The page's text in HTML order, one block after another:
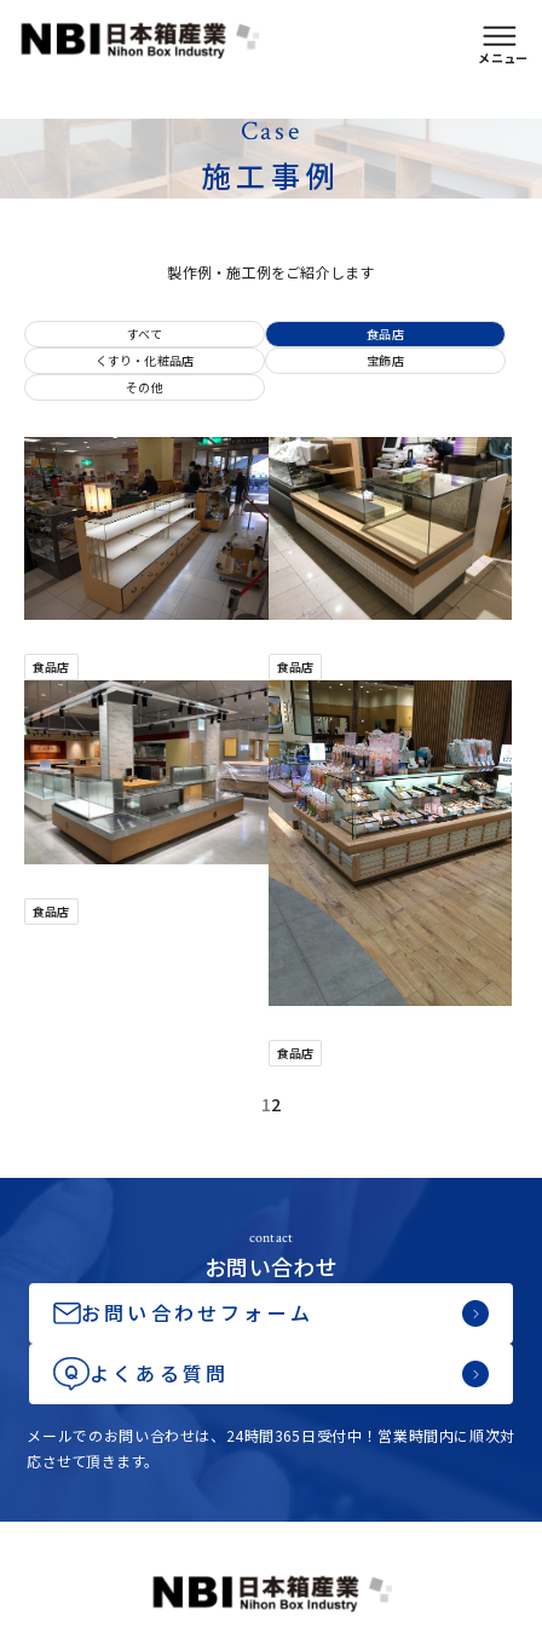
メニュー
イージーオーダー仕様
Case
施工事例
製作例・施工例をご紹介します
すべて
食品店
くすり・化粧品店
宝飾店
その他
食品店 食品店
食品店
食品店
12
contact
お問い合わせ
お問い合わせフォーム
よくある質問
メールでのお問い合わせは、24時間365日受付中！営業時間内に順次対
応させて頂きます。